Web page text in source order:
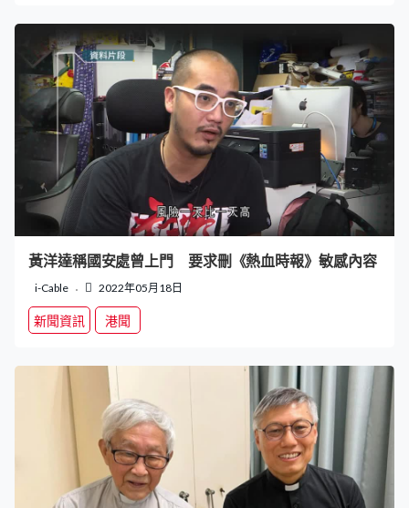
黃洋達稱國安處曾上門 要求刪《熱血時報》敏感內容
i-Cable 2022年05月18日
新聞資訊 港聞